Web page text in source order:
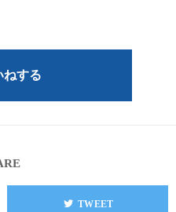
ねする
TWEET